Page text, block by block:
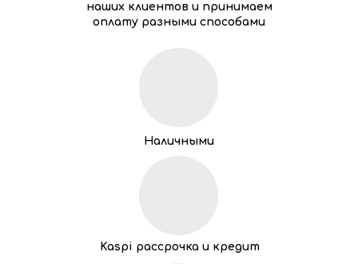
Наличными
Kaspi рассрочка и кредит
наших клиентов и принимаем
оплату разными способами